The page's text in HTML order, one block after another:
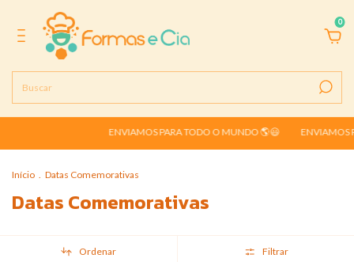
0
ENVIAMOS PARA TODO O MUNDO 🌎😃 ENVIAMOS PARA
Início . Datas Comemorativas
Datas Comemorativas
Ordenar Filtrar